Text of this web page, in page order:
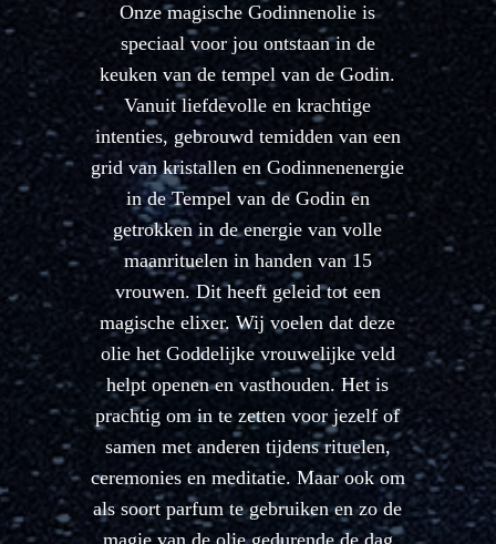
Onze magische Godinnenolie is
speciaal voor jou ontstaan in de
keuken van de tempel van de Godin.
Vanuit liefdevolle en krachtige
intenties, gebrouwd temidden van een
grid van kristallen en Godinnenenergie
in de Tempel van de Godin en
getrokken in de energie van volle
maanrituelen in handen van 15
vrouwen. Dit heeft geleid tot een
magische elixer. Wij voelen dat deze
olie het Goddelijke vrouwelijke veld
helpt openen en vasthouden. Het is
prachtig om in te zetten voor jezelf of
samen met anderen tijdens rituelen,
ceremonies en meditatie. Maar ook om
als soort parfum te gebruiken en zo de